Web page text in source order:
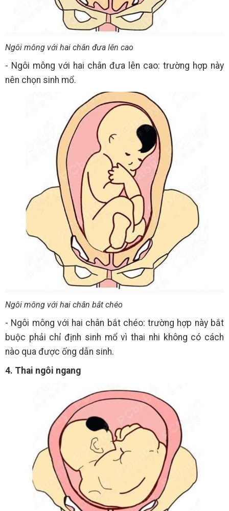
Ngôi mông với hai chân đưa lên cao
- Ngôi mông với hai chân đưa lên cao: trường hợp này
nên chọn sinh mổ.
Ngôi mông với hai chân bắt chéo
- Ngôi mông với hai chân bắt chéo: trường hợp này bắt
buộc phải chỉ định sinh mổ vì thai nhi không có cách
nào qua được ống dẫn sinh.
4. Thai ngôi ngang